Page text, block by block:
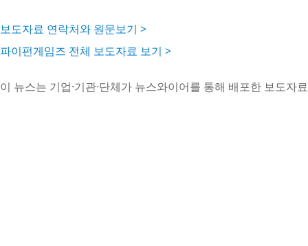
보도자료 연락처와 원문보기 >
파이펀게임즈 전체 보도자료 보기 >
이 뉴스는 기업·기관·단체가 뉴스와이어를 통해 배포한 보도자